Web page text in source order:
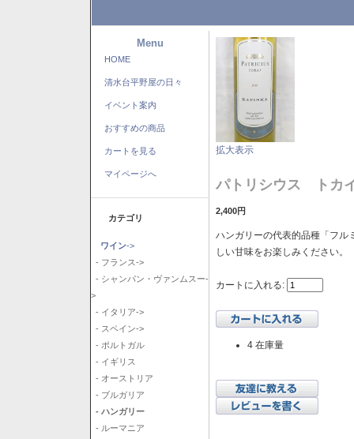
Menu
HOME
清水台平野屋の日々
イベント案内
おすすめの商品
カートを見る
マイページへ
カテゴリ
ワイン->
- フランス->
- シャンパン・ヴァンムスー-
>
- イタリア->
- スペイン->
- ポルトガル
- イギリス
- オーストリア
- ブルガリア
- ハンガリー
- ルーマニア
拡大表示
パトリシウス トカ
2,400円
ハンガリーの代表的品種「フル
しい甘味をお楽しみください。
カートに入れる:
4 在庫量